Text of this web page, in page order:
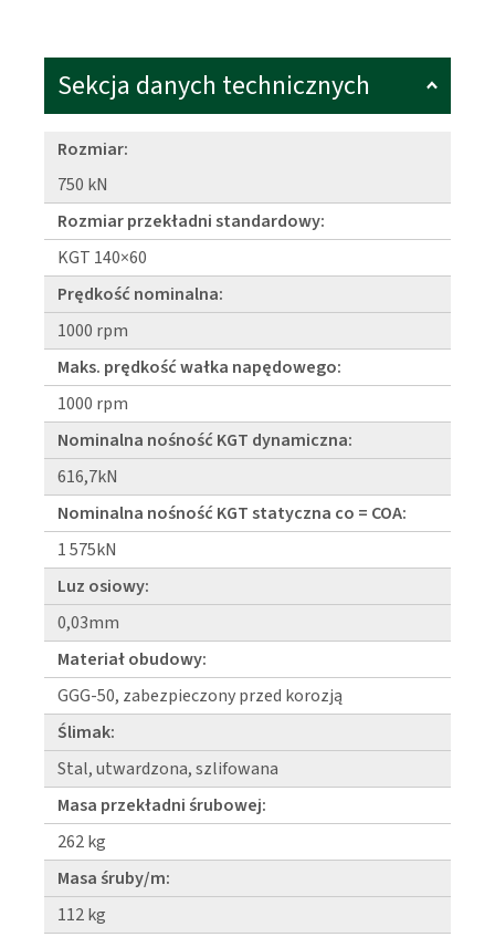
Sekcja danych technicznych
Rozmiar:
750 kN
Rozmiar przekładni standardowy:
KGT 140×60
Prędkość nominalna:
1000 rpm
Maks. prędkość wałka napędowego:
1000 rpm
Nominalna nośność KGT dynamiczna:
616,7kN
Nominalna nośność KGT statyczna co = COA:
1 575kN
Luz osiowy:
0,03mm
Materiał obudowy:
GGG-50, zabezpieczony przed korozją
Ślimak:
Stal, utwardzona, szlifowana
Masa przekładni śrubowej:
262 kg
Masa śruby/m:
112 kg